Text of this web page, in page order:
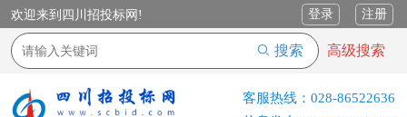
欢迎来到四川招投标网! 登录 注册
搜索 高级搜索
客服热线： 028-86522636